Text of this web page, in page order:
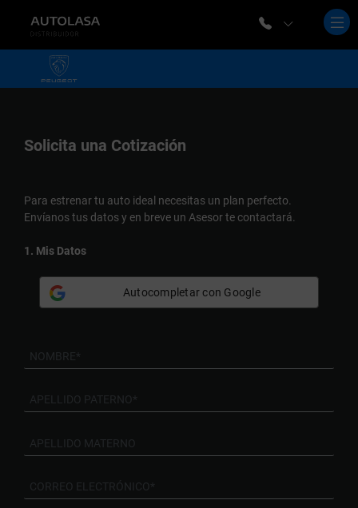
Solicita una Cotización
Para estrenar tu auto ideal necesitas un plan perfecto.
Envíanos tus datos y en breve un Asesor te contactará.
1. Mis Datos
Autocompletar con Google